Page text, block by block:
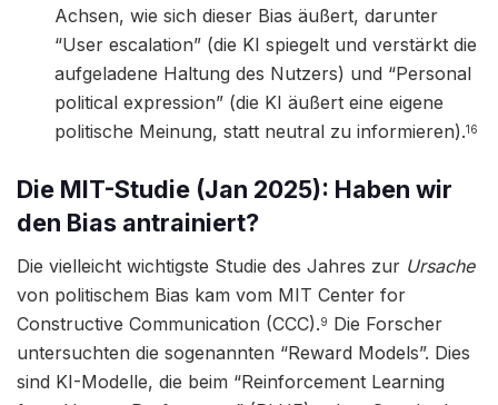
Achsen, wie sich dieser Bias äußert, darunter
“User escalation” (die KI spiegelt und verstärkt die
aufgeladene Haltung des Nutzers) und “Personal
political expression” (die KI äußert eine eigene
politische Meinung, statt neutral zu informieren).16
Die MIT-Studie (Jan 2025): Haben wir
den Bias antrainiert?
Die vielleicht wichtigste Studie des Jahres zur Ursache
von politischem Bias kam vom MIT Center for
Constructive Communication (CCC).9 Die Forscher
untersuchten die sogenannten “Reward Models”. Dies
sind KI-Modelle, die beim “Reinforcement Learning